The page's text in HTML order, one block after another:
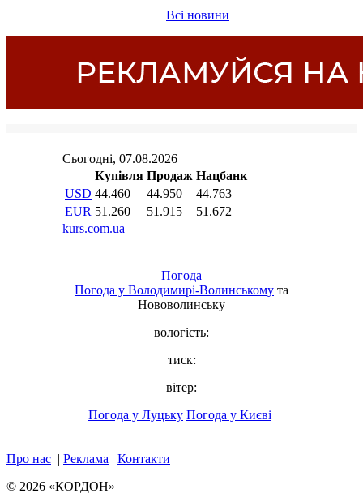
Всі новини
Погода
Погода у Володимирі-Волинському та
Нововолинську
вологість:
тиск:
вітер:
Погода у Луцьку Погода у Києві
Про нас | Реклама | Контакти
© 2026 «КОРДОН»